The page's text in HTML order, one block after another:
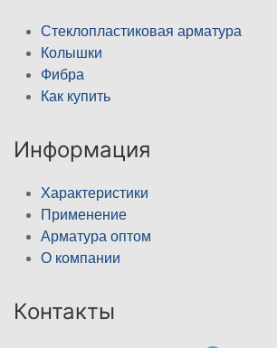
Стеклопластиковая арматура
Колышки
Фибра
Как купить
Информация
Характеристики
Применение
Арматура оптом
О компании
Контакты